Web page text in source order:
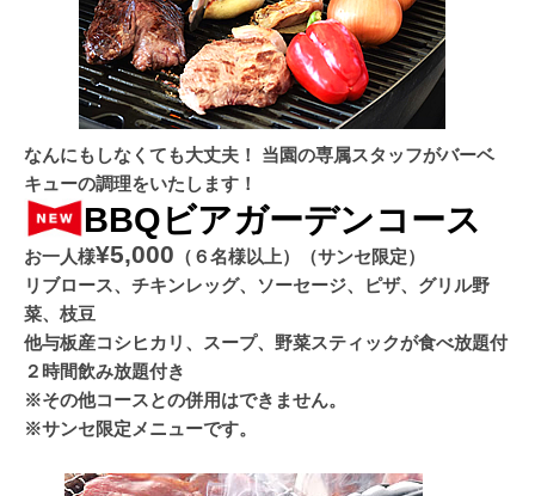
なんにもしなくても大丈夫！ 当園の専属スタッフがバーベ
キューの調理をいたします！
BBQビアガーデンコース
お一人様¥5,000 （６名様以上）（サンセ限定）
リブロース、チキンレッグ、ソーセージ、ピザ、グリル野
菜、枝豆
他与板産コシヒカリ、スープ、野菜スティックが食べ放題付
２時間飲み放題付き
※その他コースとの併用はできません。
※サンセ限定メニューです。